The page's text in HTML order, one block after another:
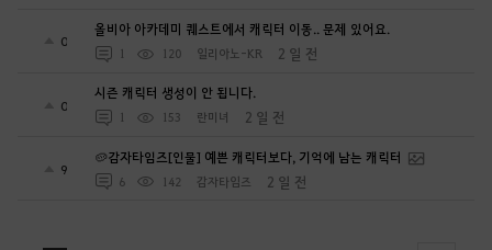
0
올비아 아카데미 퀘스트에서 캐릭터 이동.. 문제 있어요.
1 120 일리아노-KR 2 일 전
0
시즌 캐릭터 생성이 안 됩니다.
1 153 란미녀 2 일 전
9
🥔감자타임즈[인물] 예쁜 캐릭터보다, 기억에 남는 캐릭터
6 142 감자타임즈 2 일 전